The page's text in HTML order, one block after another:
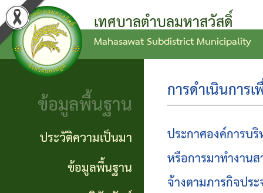
ข่าว
ประกาศ
ทั่วไป
ประกาศ
ข้อ
งบ
ประมาณ
แผน
พัฒนา
ประวัติ
เป็นมา
ข้อมูล
พื้น
ฐาน
เทศบาลตำบลมหาสวัสดิ์
Mahasawat Subdistrict Municipality
ข้อมูลพื้นฐาน
ประวัติความเป็นมา
ข้อมูลพื้นฐาน
การดำเนินการ
ประกาศองค์การบ
หรือการมาทำงาน
จ้างตามภารกิจปร